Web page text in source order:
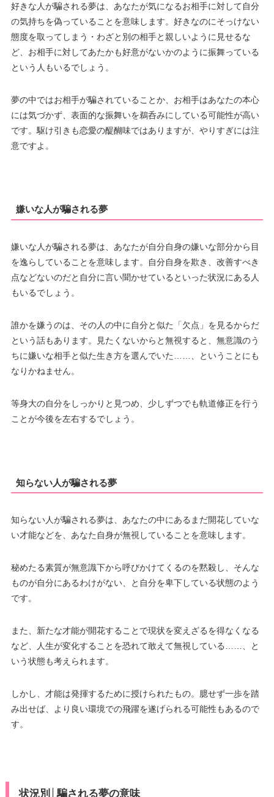
好きな人が騙される夢は、あなたが気になるお相手に対して自分
の気持ちを偽っていることを意味します。好きなのにそっけない
態度を取ってしまう・わざと別の相手と親しいように見せるな
ど、お相手に対してあたかも好意がないかのように振舞っている
という人もいるでしょう。
夢の中ではお相手が騙されていることか、お相手はあなたの本心
には気づかず、表面的な振舞いを鵜呑みにしている可能性が高い
です。駆け引きも恋愛の醍醐味ではありますが、やりすぎには注
意ですよ。
嫌いな人が騙される夢
嫌いな人が騙される夢は、あなたが自分自身の嫌いな部分から目
を逸らしていることを意味します。自分自身を欺き、改善すべき
点などないのだと自分に言い聞かせているといった状況にある人
もいるでしょう。
誰かを嫌うのは、その人の中に自分と似た「欠点」を見るからだ
という話もあります。見たくないからと無視すると、無意識のう
ちに嫌いな相手と似た生き方を選んでいた……、ということにも
なりかねません。
等身大の自分をしっかりと見つめ、少しずつでも軌道修正を行う
ことが今後を左右するでしょう。
知らない人が騙される夢
知らない人が騙される夢は、あなたの中にあるまだ開花していな
い才能などを、あなた自身が無視していることを意味します。
秘めたる素質が無意識下から呼びかけてくるのを黙殺し、そんな
ものが自分にあるわけがない、と自分を卑下している状態のよう
です。
また、新たな才能が開花することで現状を変えざるを得なくなる
など、人生が変化することを恐れて敢えて無視している……、と
いう状態も考えられます。
しかし、才能は発揮するために授けられたもの。臆せず一歩を踏
み出せば、より良い環境での飛躍を遂げられる可能性もあるので
す。
状況別│騙される夢の意味